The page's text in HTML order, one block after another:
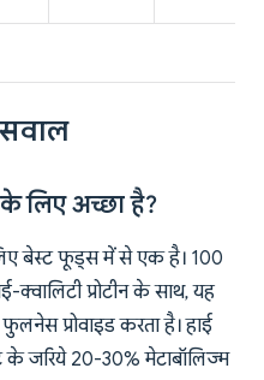
लिए अच्छा है?
बेस्ट फूड्स में से एक है। 100
क्वालिटी प्रोटीन के साथ, यह
प्रोवाइड करता है। हाई
जरिये 20-30% मेटाबॉलिज्म